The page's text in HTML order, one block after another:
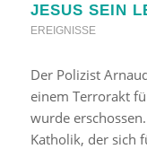
JESUS SEIN
EREIGNISSE
Der Polizist
einem Terrorakt
wurde
Katholik, der sich